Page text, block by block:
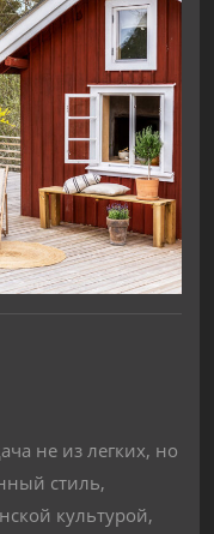
не из легких, но
стиль,
культурой,